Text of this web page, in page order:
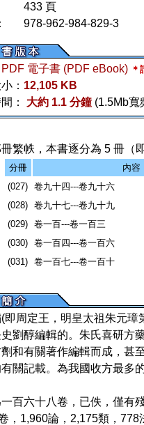
433 頁
978-962-984-829-3
電子書 (PDF eBook)
： 12,105 KB
：
大約 1.1 分鐘 (1.5Mb寬
繁帙，本書逐分為 5 冊（
分冊 內容
(027) 卷九十四---卷九十六
(028) 卷九十七---卷九十九
(029) 卷一百---卷一百三
(030) 卷一百四---卷一百六
(031) 卷一百七---卷一百十
即周定王，明皇太祖朱元
劉醇編輯的。朱氏喜研方
和有關著作編輯而成，甚
關記載。為我國收方最多的
一百六十八卷，已佚，僅有
，1,960論，2,175類，